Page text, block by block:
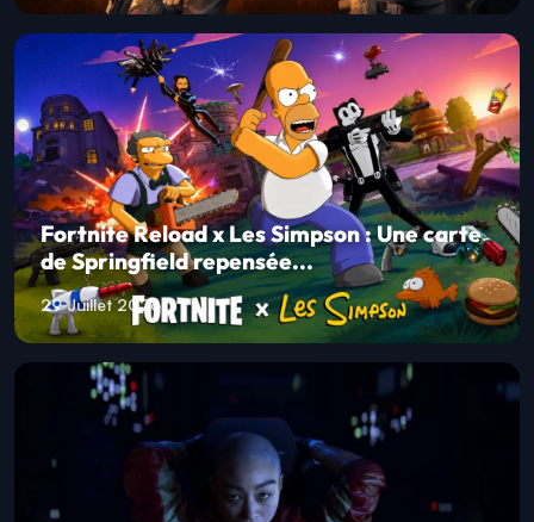
Fortnite Reload x Les Simpson : Une carte
de Springfield repensée...
29 Juillet 2026